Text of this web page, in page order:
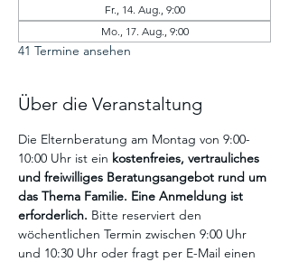
Fr., 14. Aug., 9:00
Mo., 17. Aug., 9:00
41 Termine ansehen
Über die Veranstaltung
Die Elternberatung am Montag von 9:00-
10:00 Uhr ist ein kostenfreies, vertrauliches
und freiwilliges Beratungsangebot rund um
das Thema Familie. Eine Anmeldung ist
erforderlich. Bitte reserviert den
wöchentlichen Termin zwischen 9:00 Uhr
und 10:30 Uhr oder fragt per E-Mail einen